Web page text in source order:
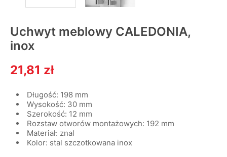
Uchwyt meblowy CALEDONIA,
inox
21,81 zł
Długość: 198 mm
Wysokość: 30 mm
Szerokość: 12 mm
Rozstaw otworów montażowych: 192 mm
Materiał: znal
Kolor: stal szczotkowana inox